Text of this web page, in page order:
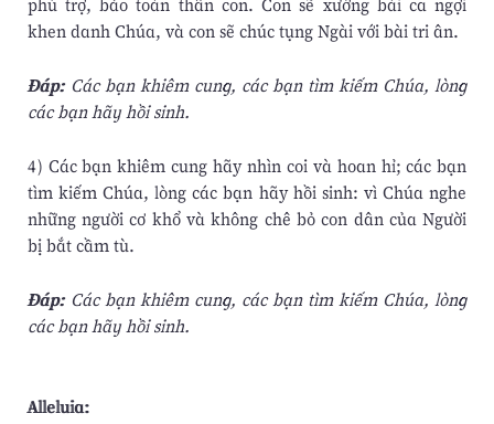
khen danh Chúa, và con sẽ chúc tụng Ngài với bài tri ân.
Ðáp:Các bạn khiêm cung, các bạn tìm kiếm Chúa, lòng
các bạn hãy hồi sinh.
4) Các bạn khiêm cung hãy nhìn coi và hoan hỉ; các bạn
tìm kiếm Chúa, lòng các bạn hãy hồi sinh: vì Chúa nghe
những người cơ khổ và không chê bỏ con dân của Người
bị bắt cầm tù.
Ðáp:Các bạn khiêm cung, các bạn tìm kiếm Chúa, lòng
các bạn hãy hồi sinh.
Alleluia: